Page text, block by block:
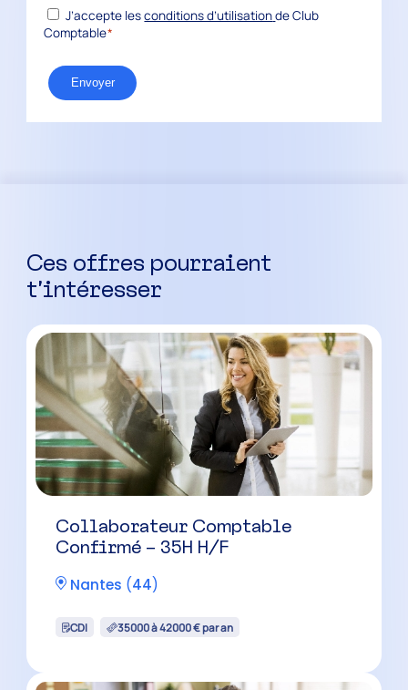
RGPD*
J’accepte lesconditions d’utilisationde Club
Comptable*
Envoyer
Ces offres pourraient
t’intéresser
Collaborateur Comptable
Confirmé – 35H H/F
Nantes (44)
CDI 35000 à 42000 € par an